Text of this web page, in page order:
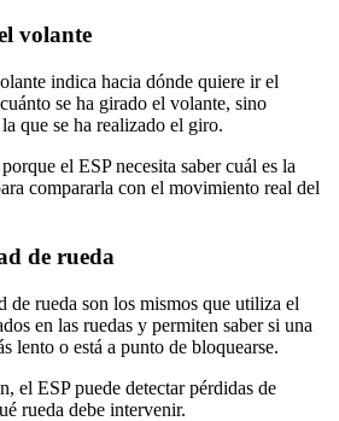
volante
indica hacia dónde quiere ir el
se ha girado el volante, sino
que se ha realizado el giro.
el ESP necesita saber cuál es la
compararla con el movimiento real del
de rueda
de rueda son los mismos que utiliza el
en las ruedas y permiten saber si una
lento o está a punto de bloquearse.
el ESP puede detectar pérdidas de
rueda debe intervenir.